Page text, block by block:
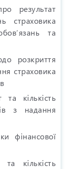
результат
страховика
та
розкриття
страховика
кількість
з надання
фінансової
кількість